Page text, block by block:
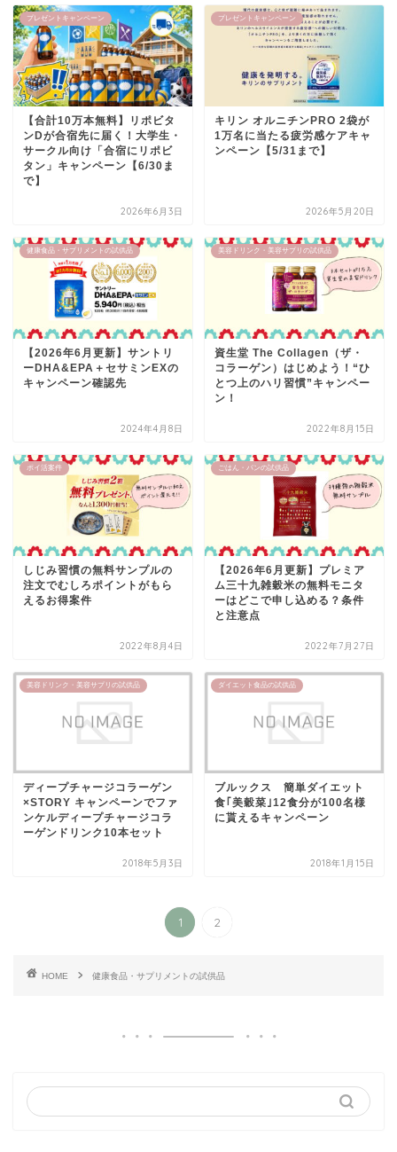
プレゼントキャンペーン
【合計10万本無料】リポビタ
ンDが合宿先に届く！大学生・
サークル向け「合宿にリポビ
タン」キャンペーン【6/30ま
で】
2026年6月3日
プレゼントキャンペーン
キリン オルニチンPRO 2袋が
1万名に当たる疲労感ケアキャ
ンペーン【5/31まで】
2026年5月20日
健康食品・サプリメントの試供品
【2026年6月更新】サントリ
ーDHA&EPA＋セサミンEXの
キャンペーン確認先
2024年4月8日
美容ドリンク・美容サプリの試供品
資生堂 The Collagen（ザ・
コラーゲン）はじめよう！“ひ
とつ上のハリ習慣”キャンペー
ン！
2022年8月15日
ポイ活案件
しじみ習慣の無料サンプルの
注文でむしろポイントがもら
えるお得案件
2022年8月4日
ごはん・パンの試供品
【2026年6月更新】プレミア
ム三十九雑穀米の無料モニタ
ーはどこで申し込める？条件
と注意点
2022年7月27日
美容ドリンク・美容サプリの試供品
ディープチャージコラーゲン
×STORY キャンペーンでファ
ンケルディープチャージコラ
ーゲンドリンク10本セット
2018年5月3日
ダイエット食品の試供品
ブルックス 簡単ダイエット
食｢美穀菜｣12食分が100名様
に貰えるキャンペーン
2018年1月15日
1 2
HOME 健康食品・サプリメントの試供品